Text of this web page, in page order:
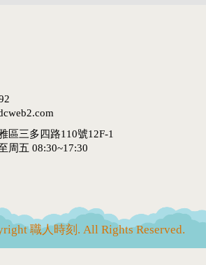
區三多四路110號12F-1
周五 08:30~17:30
職人時刻. All Rights Reserved.